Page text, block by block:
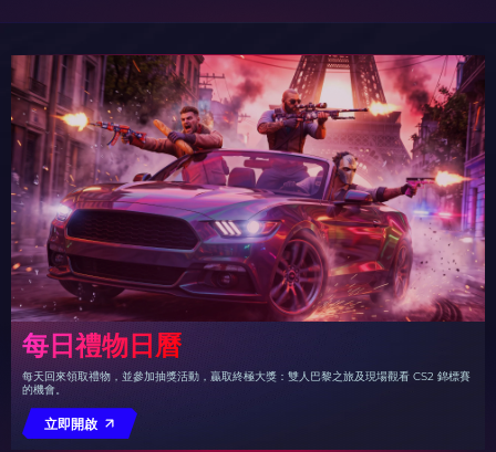
每日禮物日曆
每天回來領取禮物，並參加抽獎活動，贏取終極大獎：雙人巴黎之旅及現場觀看 CS2 錦標賽
的機會。
立即開啟